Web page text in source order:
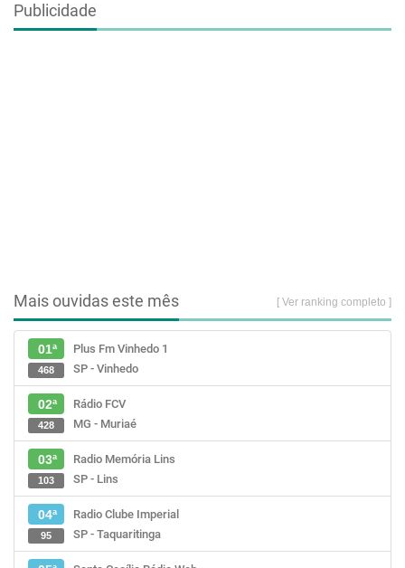
Publicidade
Mais ouvidas este mês [ Ver ranking completo ]
01ª
Plus Fm Vinhedo 1
SP - Vinhedo
468
02ª
Rádio FCV
MG - Muriaé
428
03ª
Radio Memória Lins
SP - Lins
103
04ª
Radio Clube Imperial
SP - Taquaritinga
95